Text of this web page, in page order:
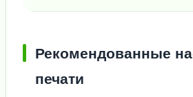
Рекомендованные
печати